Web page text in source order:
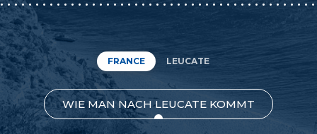
FRANCE LEUCATE
WIE MAN NACH LEUCATE KOMMT